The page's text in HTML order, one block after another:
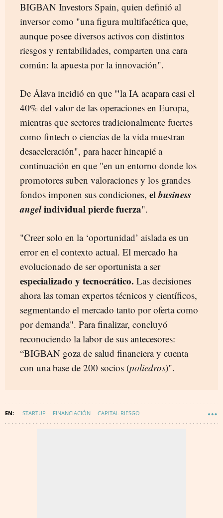
BIGBAN Investors Spain, quien definió al
inversor como "una figura multifacética que,
aunque posee diversos activos con distintos
riesgos y rentabilidades, comparten una cara
común: la apuesta por la innovación".
De Álava incidió en que "la IA acapara casi el
40% del valor de las operaciones en Europa,
mientras que sectores tradicionalmente fuertes
como fintech o ciencias de la vida muestran
desaceleración", para hacer hincapié a
continuación en que "en un entorno donde los
promotores suben valoraciones y los grandes
fondos imponen sus condiciones, elbusiness
angelindividual pierde fuerza".
"Creer solo en la ‘oportunidad’ aislada es un
error en el contexto actual. El mercado ha
evolucionado de ser oportunista a ser
especializado y tecnocrático. Las decisiones
ahora las toman expertos técnicos y científicos,
segmentando el mercado tanto por oferta como
por demanda". Para finalizar, concluyó
reconociendo la labor de sus antecesores:
“BIGBAN goza de salud financiera y cuenta
con una base de 200 socios (poliedros)".
STARTUP FINANCIACIÓN CAPITAL RIESGO